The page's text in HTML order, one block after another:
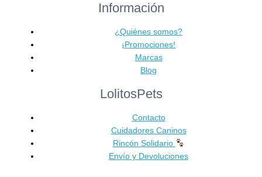
Información
¿Quiénes somos?
¡Promociones!
Marcas
Blog
LolitosPets
Contacto
Cuidadores Caninos
Rincón Solidario
Envío y Devoluciones